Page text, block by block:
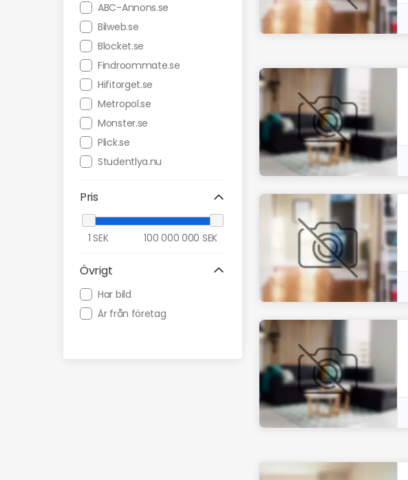
ABC-Annons.se
Bilweb.se
Blocket.se
Findroommate.se
Hifitorget.se
Metropol.se
Monster.se
Plick.se
Studentlya.nu
Pris
1 SEK 100 000 000 SEK
Övrigt
Har bild
Är från företag